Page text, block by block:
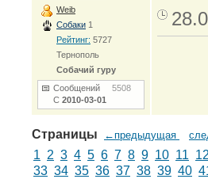
Weib
Собаки 1
Рейтинг: 5727
Тернополь
Собачий гуру
Сообщений 5508
С 2010-03-01
Страницы ←предыдущая
1 2 3 4 5 6 7 8 9 10 11
33 34 35 36 37 38 39 40